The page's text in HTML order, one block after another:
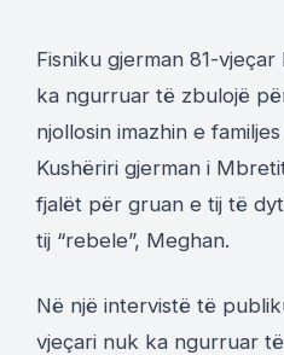
Fisniku gjerman 81-
ka ngurruar të zbulojë
njollosin imazhin e
Kushëriri gjerman i
fjalët për gruan e tij të
tij “rebele”, Meghan.
Në një intervistë të
vjeçari nuk ka ngurruar